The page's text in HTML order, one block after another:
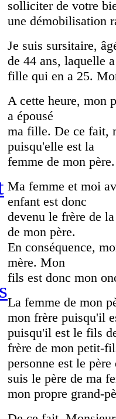
solliciter de votre
une démobilisation
Je suis sursitaire,
de 44 ans, laquelle
fille qui en a 25.
A cette heure, mon
a épousé
ma fille. De ce fait,
puisqu'elle est la
femme de mon père.
Ma femme et moi
enfant est donc
devenu le frère de
de mon père.
En conséquence,
mère. Mon
fils est donc mon
La femme de mon
mon frère puisqu'il
puisqu'il est le fils
frère de mon petit-
personne est le
suis le père de ma
mon propre grand-